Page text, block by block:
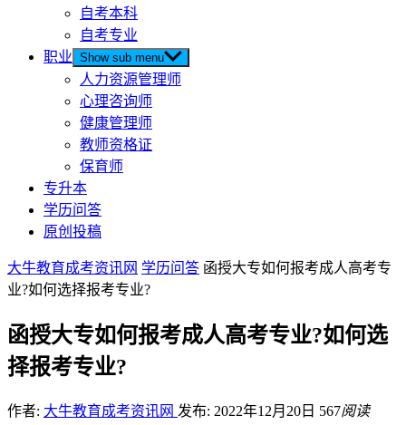
自考本科
自考专业
职业 Show sub menu
人力资源管理师
心理咨询师
健康管理师
教师资格证
保育师
专升本
学历问答
原创投稿
大牛教育成考资讯网 学历问答 函授大专如何报考成人高考专
业?如何选择报考专业?
函授大专如何报考成人高考专业?如何选
择报考专业?
作者: 大牛教育成考资讯网 发布: 2022年12月20日 567阅读